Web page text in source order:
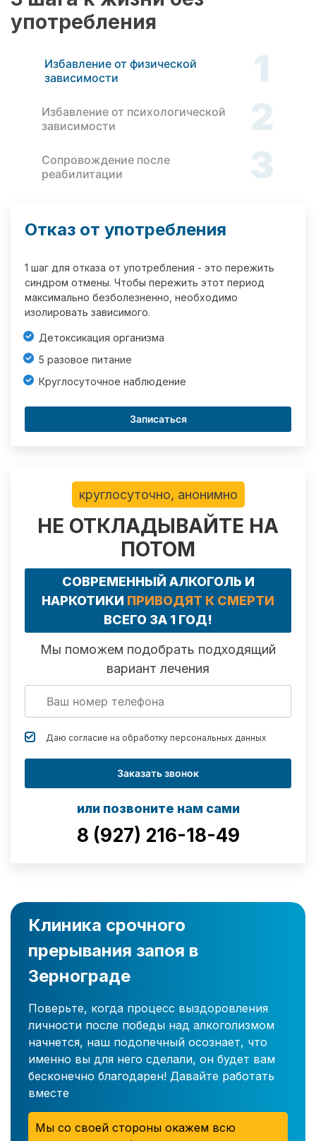
употребления
Избавление от физической
зависимости
1
Избавление от психологической
зависимости
2
Сопровождение после
реабилитации
3
Отказ от употребления
1 шаг для отказа от употребления - это пережить
синдром отмены. Чтобы пережить этот период
максимально безболезненно, необходимо
изолировать зависимого.
Детоксикация организма
5 разовое питание
Круглосуточное наблюдение
Записаться
круглосуточно, анонимно
НЕ ОТКЛАДЫВАЙТЕ НА
ПОТОМ
СОВРЕМЕННЫЙ АЛКОГОЛЬ И
НАРКОТИКИ ПРИВОДЯТ К СМЕРТИ
ВСЕГО ЗА 1 ГОД!
Мы поможем подобрать подходящий
вариант лечения
Даю согласие на обработку персональных данных
Заказать звонок
или позвоните нам сами
8 (927) 216-18-49
Клиника срочного
прерывания запоя в
Зернограде
Поверьте, когда процесс выздоровления
личности после победы над алкоголизмом
начнется, наш подопечный осознает, что
именно вы для него сделали, он будет вам
бесконечно благодарен! Давайте работать
вместе
Мы со своей стороны окажем всю